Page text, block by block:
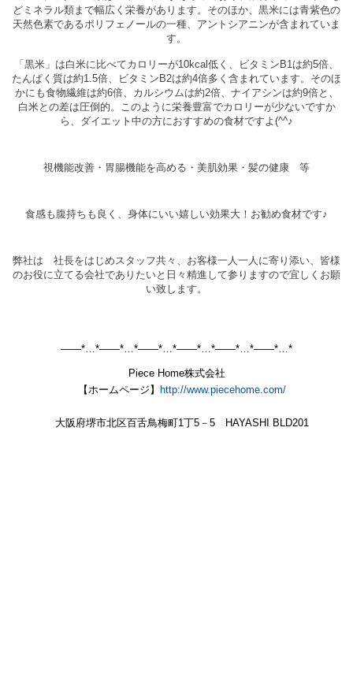
どミネラル類まで幅広く栄養があります。そのほか、黒米には青紫色の
天然色素であるポリフェノールの一種、アントシアニンが含まれていま
す。
「黒米」は白米に比べてカロリーが10kcal低く、ビタミンB1は約5倍、
たんぱく質は約1.5倍、ビタミンB2は約4倍多く含まれています。そのほ
かにも食物繊維は約6倍、カルシウムは約2倍、ナイアシンは約9倍と、
白米との差は圧倒的。このように栄養豊富でカロリーが少ないですか
ら、ダイエット中の方におすすめの食材ですよ(^^♪
視機能改善・胃腸機能を高める・美肌効果・髪の健康 等
食感も腹持ちも良く、身体にいい嬉しい効果大！お勧め食材です♪
弊社は 社長をはじめスタッフ共々、お客様一人一人に寄り添い、皆様
のお役に立てる会社でありたいと日々精進して参りますので宜しくお願
い致します。
——*…*——*…*——*…*——*…*——*…*——*…*
Piece Home株式会社
【ホームページ】
http://www.piecehome.com/
大阪府堺市北区百舌鳥梅町1丁5－5 HAYASHI BLD201